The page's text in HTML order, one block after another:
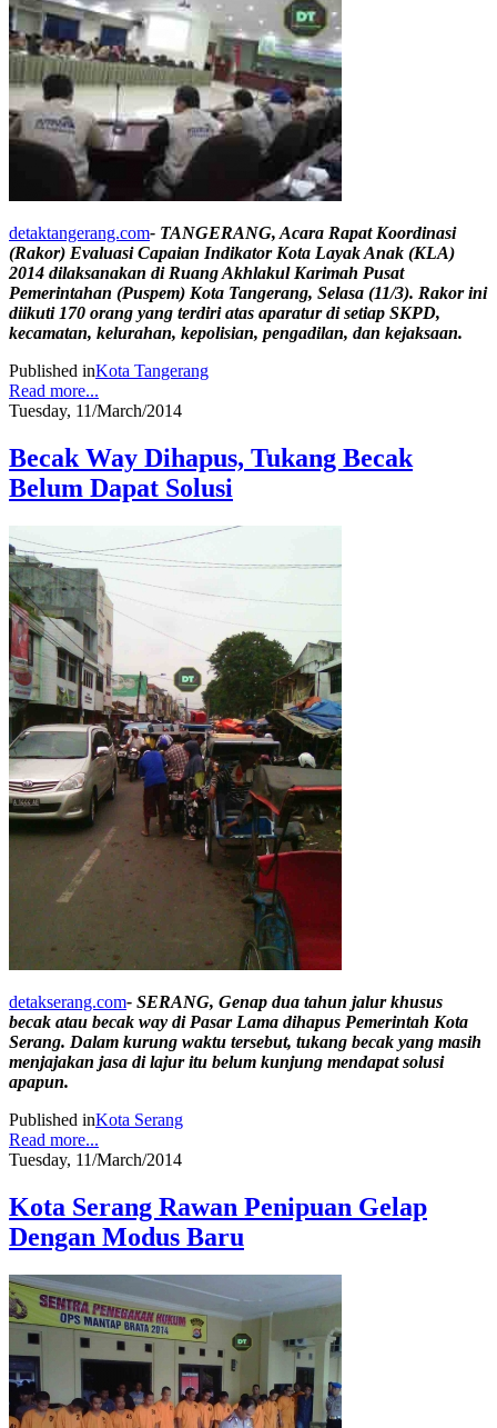
detaktangerang.com- TANGERANG, Acara Rapat Koordinasi
(Rakor) Evaluasi Capaian Indikator Kota Layak Anak (KLA)
2014 dilaksanakan di Ruang Akhlakul Karimah Pusat
Pemerintahan (Puspem) Kota Tangerang, Selasa (11/3). Rakor ini
diikuti 170 orang yang terdiri atas aparatur di setiap SKPD,
kecamatan, kelurahan, kepolisian, pengadilan, dan kejaksaan.
Published inKota Tangerang
Read more...
Tuesday, 11/March/2014
Becak Way Dihapus, Tukang Becak
Belum Dapat Solusi
detakserang.com- SERANG, Genap dua tahun jalur khusus
becak atau becak way di Pasar Lama dihapus Pemerintah Kota
Serang. Dalam kurung waktu tersebut, tukang becak yang masih
menjajakan jasa di lajur itu belum kunjung mendapat solusi
apapun.
Published inKota Serang
Read more...
Tuesday, 11/March/2014
Kota Serang Rawan Penipuan Gelap
Dengan Modus Baru